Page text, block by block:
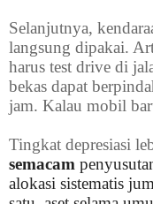
Selanjutnya,
langsung dipakai.
harus test drive di
bekas dapat
jam. Kalau mobil
Tingkat depresiasi
semacam
alokasi sistematis